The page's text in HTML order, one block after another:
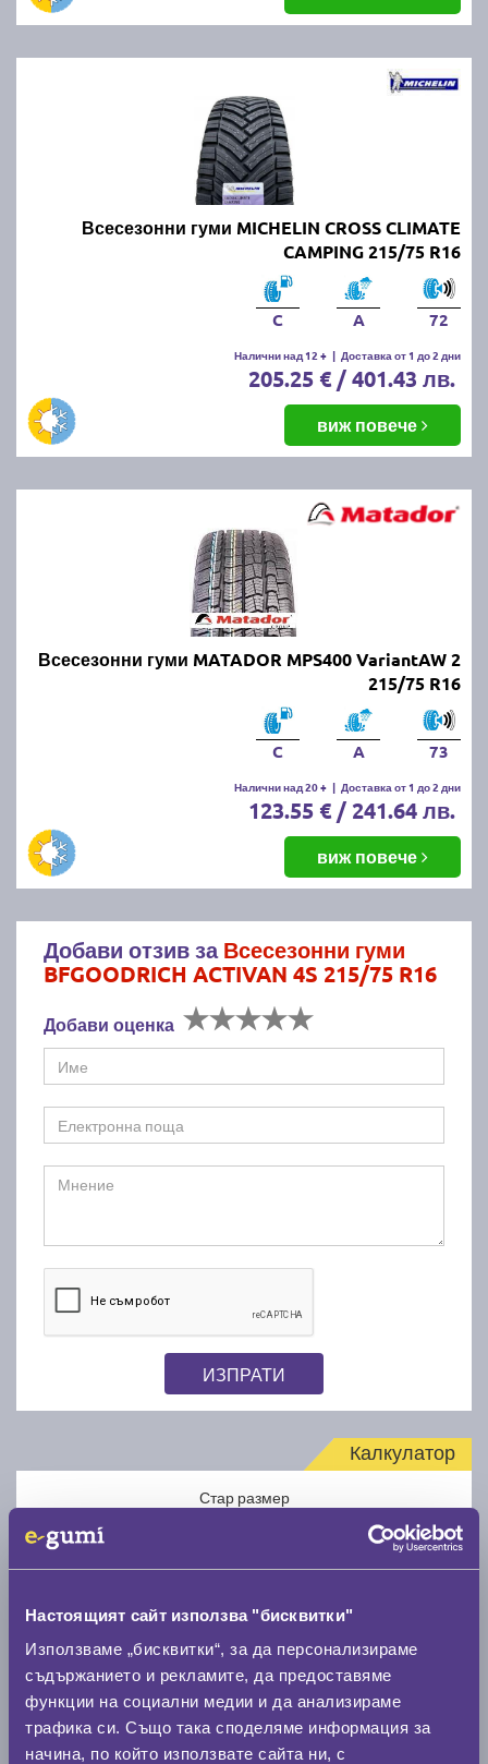
Настоящият сайт използва "бисквитки"
Използваме „бисквитки“, за да персонализираме
съдържанието и рекламите, да предоставяме
функции на социални медии и да анализираме
трафика си. Също така споделяме информация за
начина, по който използвате сайта ни, с
Всесезонни гуми MICHELIN CROSS CLIMATE
CAMPING 215/75 R16
C A 72
Налични над 12 + | Доставка от 1 до 2 дни
205.25 € / 401.43 лв.
виж повече
Всесезонни гуми MATADOR MPS400 VariantAW 2
215/75 R16
C A 73
Налични над 20 + | Доставка от 1 до 2 дни
123.55 € / 241.64 лв.
виж повече
Добави отзив заВсесезонни гуми
BFGOODRICH ACTIVAN 4S 215/75 R16
Добави оценка
ИЗПРАТИ
Калкулатор
Стар размер
Нов размер